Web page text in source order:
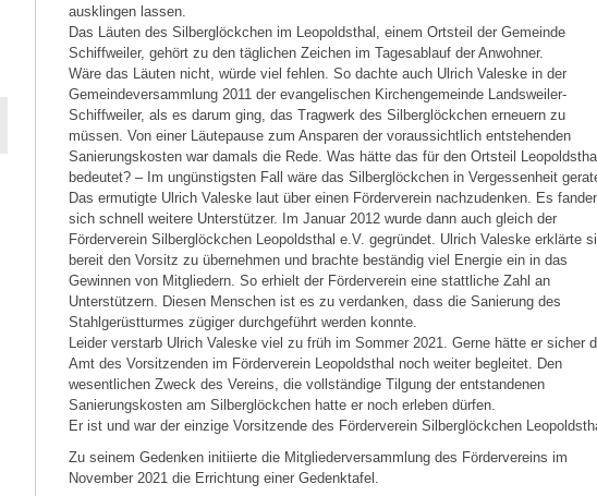
ausklingen lassen.
Das Läuten des Silberglöckchen im Leopoldsthal, einem Ortsteil der Gemeinde
Schiffweiler, gehört zu den täglichen Zeichen im Tagesablauf der Anwohner.
Wäre das Läuten nicht, würde viel fehlen. So dachte auch Ulrich Valeske in der
Gemeindeversammlung 2011 der evangelischen Kirchengemeinde Landsweiler-
Schiffweiler, als es darum ging, das Tragwerk des Silberglöckchen erneuern zu
müssen. Von einer Läutepause zum Ansparen der voraussichtlich entstehenden
Sanierungskosten war damals die Rede. Was hätte das für den Ortsteil Leopoldsthal
bedeutet? – Im ungünstigsten Fall wäre das Silberglöckchen in Vergessenheit
Das ermutigte Ulrich Valeske laut über einen Förderverein nachzudenken. Es
sich schnell weitere Unterstützer. Im Januar 2012 wurde dann auch gleich der
Förderverein Silberglöckchen Leopoldsthal e.V. gegründet. Ulrich Valeske erklärte
bereit den Vorsitz zu übernehmen und brachte beständig viel Energie ein in das
Gewinnen von Mitgliedern. So erhielt der Förderverein eine stattliche Zahl an
Unterstützern. Diesen Menschen ist es zu verdanken, dass die Sanierung des
Stahlgerüstturmes zügiger durchgeführt werden konnte.
Leider verstarb Ulrich Valeske viel zu früh im Sommer 2021. Gerne hätte er sicher
Amt des Vorsitzenden im Förderverein Leopoldsthal noch weiter begleitet. Den
wesentlichen Zweck des Vereins, die vollständige Tilgung der entstandenen
Sanierungskosten am Silberglöckchen hatte er noch erleben dürfen.
Er ist und war der einzige Vorsitzende des Förderverein Silberglöckchen
Zu seinem Gedenken initiierte die Mitgliederversammlung des Fördervereins im
November 2021 die Errichtung einer Gedenktafel.